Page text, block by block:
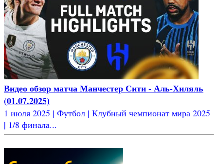
Видео обзор матча Манчестер Сити - Аль-Хиляль
(01.07.2025)
1 июля 2025 | Футбол | Клубный чемпионат мира 2025
| 1/8 финала...